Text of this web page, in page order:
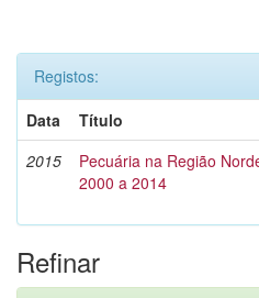
Registos:
Data
Título
2015
Pecuária na Região
2000 a 2014
Refinar